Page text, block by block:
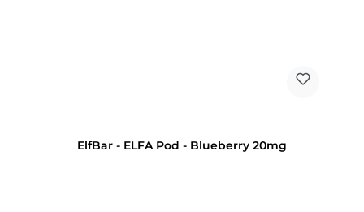
ElfBar - ELFA Pod - Blueberry 20mg